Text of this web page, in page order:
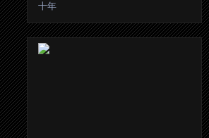
十年